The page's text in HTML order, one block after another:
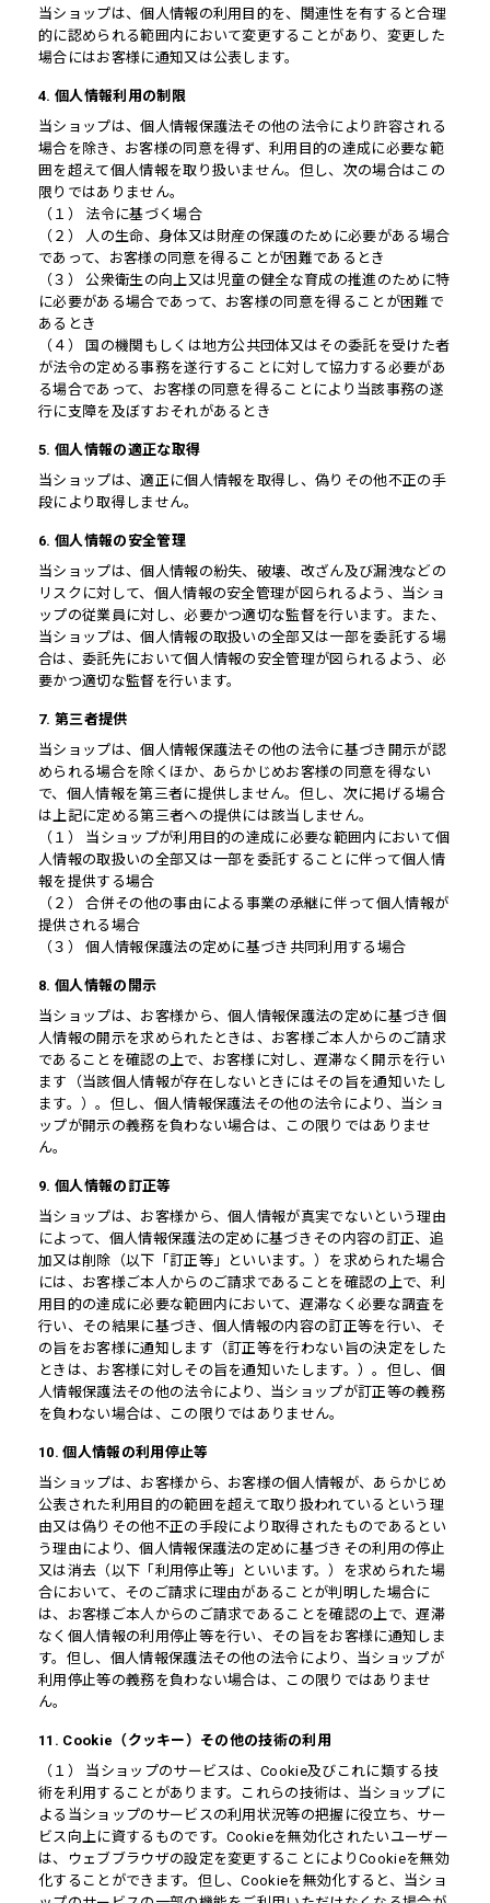
当ショップは、個人情報の利用目的を、関連性を有すると合理
的に認められる範囲内において変更することがあり、変更した
場合にはお客様に通知又は公表します。
4. 個人情報利用の制限
当ショップは、個人情報保護法その他の法令により許容される
場合を除き、お客様の同意を得ず、利用目的の達成に必要な範
囲を超えて個人情報を取り扱いません。但し、次の場合はこの
限りではありません。
（１） 法令に基づく場合
（２） 人の生命、身体又は財産の保護のために必要がある場合
であって、お客様の同意を得ることが困難であるとき
（３） 公衆衛生の向上又は児童の健全な育成の推進のために特
に必要がある場合であって、お客様の同意を得ることが困難で
あるとき
（４） 国の機関もしくは地方公共団体又はその委託を受けた者
が法令の定める事務を遂行することに対して協力する必要があ
る場合であって、お客様の同意を得ることにより当該事務の遂
行に支障を及ぼすおそれがあるとき
5. 個人情報の適正な取得
当ショップは、適正に個人情報を取得し、偽りその他不正の手
段により取得しません。
6. 個人情報の安全管理
当ショップは、個人情報の紛失、破壊、改ざん及び漏洩などの
リスクに対して、個人情報の安全管理が図られるよう、当ショ
ップの従業員に対し、必要かつ適切な監督を行います。また、
当ショップは、個人情報の取扱いの全部又は一部を委託する場
合は、委託先において個人情報の安全管理が図られるよう、必
要かつ適切な監督を行います。
7. 第三者提供
当ショップは、個人情報保護法その他の法令に基づき開示が認
められる場合を除くほか、あらかじめお客様の同意を得ない
で、個人情報を第三者に提供しません。但し、次に掲げる場合
は上記に定める第三者への提供には該当しません。
（１） 当ショップが利用目的の達成に必要な範囲内において個
人情報の取扱いの全部又は一部を委託することに伴って個人情
報を提供する場合
（２） 合併その他の事由による事業の承継に伴って個人情報が
提供される場合
（３） 個人情報保護法の定めに基づき共同利用する場合
8. 個人情報の開示
当ショップは、お客様から、個人情報保護法の定めに基づき個
人情報の開示を求められたときは、お客様ご本人からのご請求
であることを確認の上で、お客様に対し、遅滞なく開示を行い
ます（当該個人情報が存在しないときにはその旨を通知いたし
ます。）。但し、個人情報保護法その他の法令により、当ショ
ップが開示の義務を負わない場合は、この限りではありませ
ん。
9. 個人情報の訂正等
当ショップは、お客様から、個人情報が真実でないという理由
によって、個人情報保護法の定めに基づきその内容の訂正、追
加又は削除（以下「訂正等」といいます。）を求められた場合
には、お客様ご本人からのご請求であることを確認の上で、利
用目的の達成に必要な範囲内において、遅滞なく必要な調査を
行い、その結果に基づき、個人情報の内容の訂正等を行い、そ
の旨をお客様に通知します（訂正等を行わない旨の決定をした
ときは、お客様に対しその旨を通知いたします。）。但し、個
人情報保護法その他の法令により、当ショップが訂正等の義務
を負わない場合は、この限りではありません。
10. 個人情報の利用停止等
当ショップは、お客様から、お客様の個人情報が、あらかじめ
公表された利用目的の範囲を超えて取り扱われているという理
由又は偽りその他不正の手段により取得されたものであるとい
う理由により、個人情報保護法の定めに基づきその利用の停止
又は消去（以下「利用停止等」といいます。）を求められた場
合において、そのご請求に理由があることが判明した場合に
は、お客様ご本人からのご請求であることを確認の上で、遅滞
なく個人情報の利用停止等を行い、その旨をお客様に通知しま
す。但し、個人情報保護法その他の法令により、当ショップが
利用停止等の義務を負わない場合は、この限りではありませ
ん。
11. Cookie（クッキー）その他の技術の利用
（１） 当ショップのサービスは、Cookie及びこれに類する技
術を利用することがあります。これらの技術は、当ショップに
よる当ショップのサービスの利用状況等の把握に役立ち、サー
ビス向上に資するものです。Cookieを無効化されたいユーザー
は、ウェブブラウザの設定を変更することによりCookieを無効
化することができます。但し、Cookieを無効化すると、当ショ